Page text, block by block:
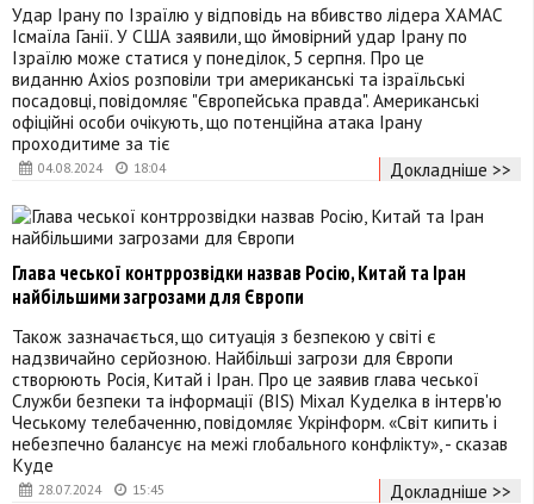
04.08.2024 18:04
Удар Ірану по Ізраїлю у відповідь на вбивство лідера ХАМАС
Ісмаїла Ганії. У США заявили, що ймовірний удар Ірану по
Ізраїлю може статися у понеділок, 5 серпня. Про це
виданню Axios розповіли три американські та ізраїльські
посадовці, повідомляє "Європейська правда". Американські
офіційні особи очікують, що потенційна атака Ірану
проходитиме за тіє
Докладніше >>
28.07.2024 15:45
Глава чеської контррозвідки назвав Росію, Китай та Іран
найбільшими загрозами для Європи
Також зазначається, що ситуація з безпекою у світі є
надзвичайно серйозною. Найбільші загрози для Європи
створюють Росія, Китай і Іран. Про це заявив глава чеської
Служби безпеки та інформації (BIS) Міхал Куделка в інтерв'ю
Чеському телебаченню, повідомляє Укрінформ. «Світ кипить і
небезпечно балансує на межі глобального конфлікту», - сказав
Куде
Докладніше >>